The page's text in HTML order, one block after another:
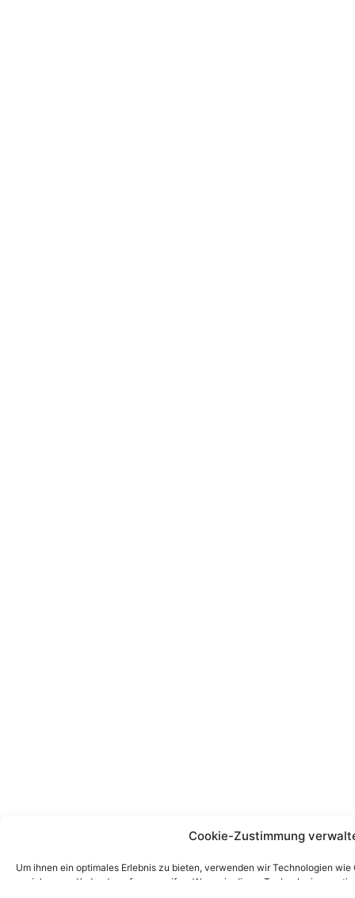
Cookie-Zustimmung
Um ihnen ein optimales Erlebnis zu bieten, verwenden wir Technologien
speichern und/oder darauf zuzugreifen. Wenn sie dieser Technologien